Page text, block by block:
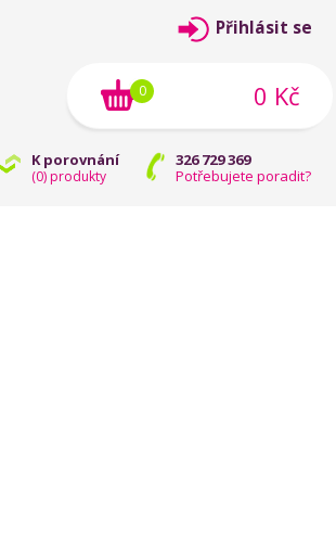
K porovnání
(0) produkty
326 729 369
Potřebujete poradit?
Přihlásit se
0 Kč
0